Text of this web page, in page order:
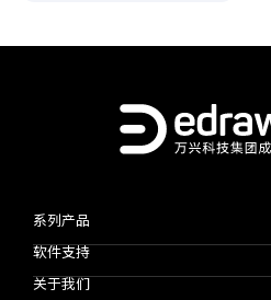
系列产品
万兴脑图MindMaster
万兴图示
软件支持
下载中心
关于我们